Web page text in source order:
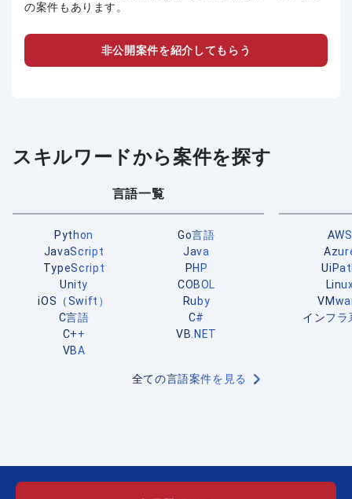
の案件もあります。
非公開案件を紹介してもらう
スキルワードから案件を探す
言語一覧
Python
Go言語
JavaScript
Java
TypeScript
PHP
Unity
COBOL
iOS（Swift）
Ruby
C言語
C#
C++
VB.NET
VBA
全ての言語案件を見る
AWS
インフラ